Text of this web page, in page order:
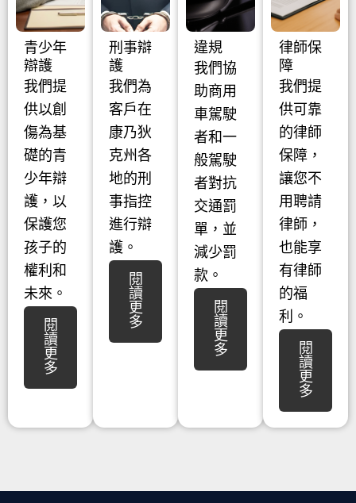
青少年
辯護
我們提
供以創
傷為基
礎的青
少年辯
護，以
保護您
孩子的
權利和
未來。
閱
讀
更
多
刑事辯
護
我們為
客戶在
康乃狄
克州各
地的刑
事指控
進行辯
護。
閱
讀
更
多
違規
我們協
助商用
車駕駛
者和一
般駕駛
者對抗
交通罰
單，並
減少罰
款。
閱
讀
更
多
律師保
障
我們提
供可靠
的律師
保障，
讓您不
用聘請
律師，
也能享
有律師
的福
利。
閱
讀
更
多